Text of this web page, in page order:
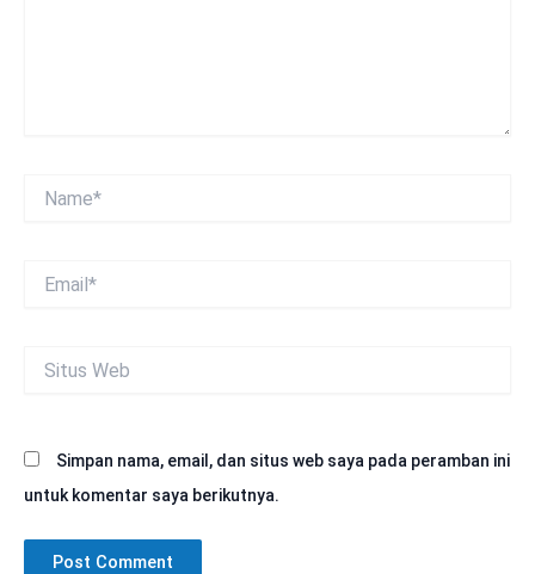
Web
Simpan nama, email, dan situs web saya pada peramban ini
untuk komentar saya berikutnya.